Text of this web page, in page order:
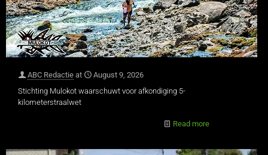
ABC Redactie at
August 9, 2026
Stichting Mulokot waarschuwt voor afkondiging 5-
kilometerstraalwet
Read more